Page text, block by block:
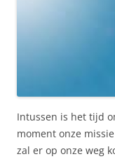
Intussen is het tijd
moment onze
zal er op onze weg